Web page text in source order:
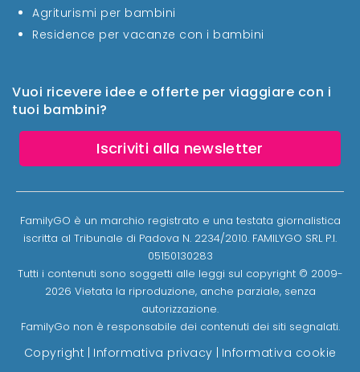
Vuoi ricevere idee e offerte per viaggiare con i
tuoi bambini?
Iscriviti alla newsletter
Agriturismi per bambini
Residence per vacanze con i bambini
FamilyGO è un marchio registrato e una testata giornalistica
iscritta al Tribunale di Padova N. 2234/2010. FAMILYGO SRL P.I.
05150130283
Tutti i contenuti sono soggetti alle leggi sul copyright © 2009-
2026 Vietata la riproduzione, anche parziale, senza
autorizzazione.
FamilyGo non è responsabile dei contenuti dei siti segnalati.
Copyright | Informativa privacy | Informativa cookie